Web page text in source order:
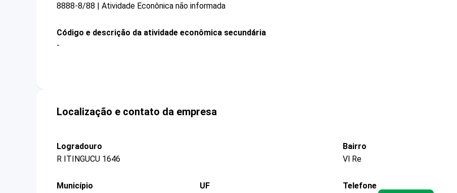
8888-8/88 | Atividade Econônica não informada
Código e descrição da atividade econômica secundária
-
Localização e contato da empresa
Logradouro
R ITINGUCU 1646
Bairro
Vl Re
Município
UF
Telefone